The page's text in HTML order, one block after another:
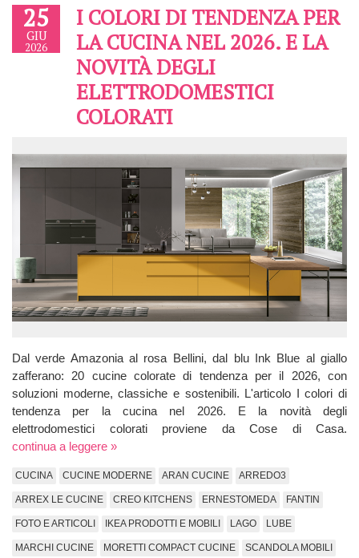
25
GIU
2026
I COLORI DI TENDENZA PER
LA CUCINA NEL 2026. E LA
NOVITÀ DEGLI
ELETTRODOMESTICI
COLORATI
Dal verde Amazonia al rosa Bellini, dal blu Ink Blue al giallo
zafferano: 20 cucine colorate di tendenza per il 2026, con
soluzioni moderne, classiche e sostenibili. L'articolo I colori di
tendenza per la cucina nel 2026. E la novità degli
elettrodomestici colorati proviene da Cose di Casa.
continua a leggere »
CUCINA CUCINE MODERNE ARAN CUCINE ARREDO3
ARREX LE CUCINE CREO KITCHENS ERNESTOMEDA FANTIN
FOTO E ARTICOLI IKEA PRODOTTI E MOBILI LAGO LUBE
MARCHI CUCINE MORETTI COMPACT CUCINE SCANDOLA MOBILI